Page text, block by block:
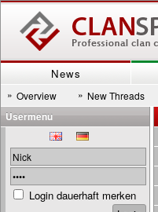
News
» Overview » New Threads
Usermenu
Login dauerhaft merken